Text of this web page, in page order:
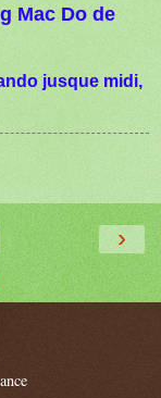
Mac Do de
jusque midi,
›